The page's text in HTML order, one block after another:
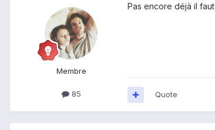
Membre
85
Pas encore déjà il
Quote